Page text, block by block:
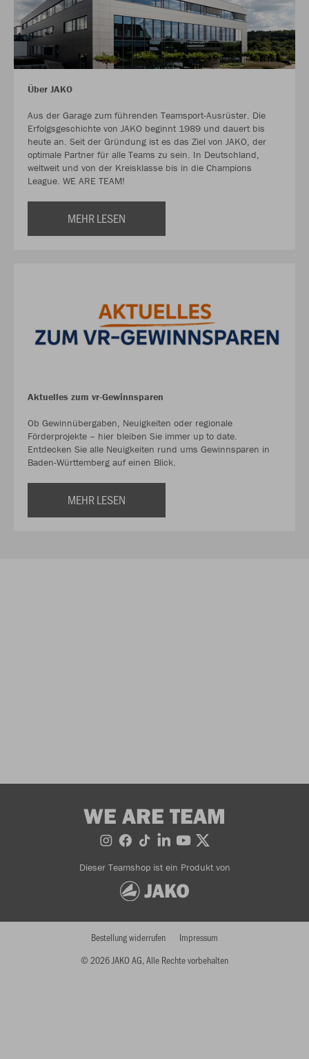
Über JAKO
Aus der Garage zum führenden Teamsport-Ausrüster. Die
Erfolgsgeschichte von JAKO beginnt 1989 und dauert bis
heute an. Seit der Gründung ist es das Ziel von JAKO, der
optimale Partner für alle Teams zu sein. In Deutschland,
weltweit und von der Kreisklasse bis in die Champions
League. WE ARE TEAM!
MEHR LESEN
Aktuelles zum vr-Gewinnsparen
Ob Gewinnübergaben, Neuigkeiten oder regionale
Förderprojekte – hier bleiben Sie immer up to date.
Entdecken Sie alle Neuigkeiten rund ums Gewinnsparen in
Baden-Württemberg auf einen Blick.
MEHR LESEN
WE ARE TEAM
Dieser Teamshop ist ein Produkt von
© 2026 JAKO AG, Alle Rechte vorbehalten
Bestellung widerrufen Impressum